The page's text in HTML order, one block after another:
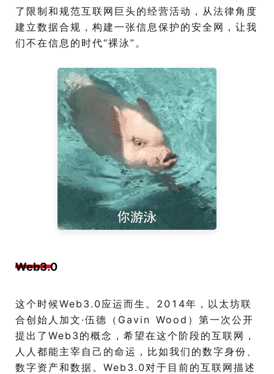
了限制和规范互联网巨头的经营活动，从法律角度
建立数据合规，构建一张信息保护的安全网，让我
们不在信息的时代“裸泳”。
Web3.0
这个时候Web3.0应运而生。2014年，以太坊联
合创始人加文·伍德（Gavin Wood）第一次公开
提出了Web3的概念，希望在这个阶段的互联网，
人人都能主宰自己的命运，比如我们的数字身份、
数字资产和数据。Web3.0对于目前的互联网描述